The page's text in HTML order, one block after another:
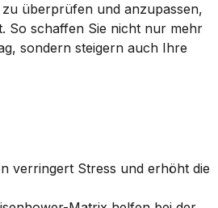
zu überprüfen und anzupassen,
So schaffen Sie nicht nur mehr
sondern steigern auch Ihre
verringert Stress und erhöht die